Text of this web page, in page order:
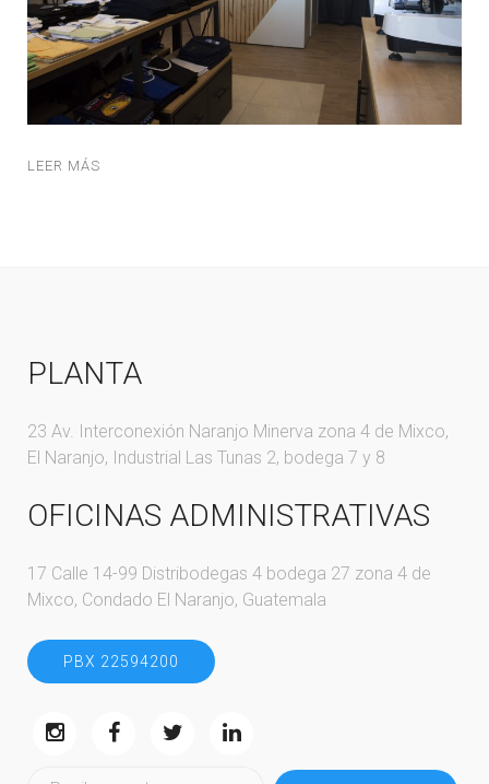
LEER MÁS
PLANTA
23 Av. Interconexión Naranjo Minerva zona 4 de Mixco,
El Naranjo, Industrial Las Tunas 2, bodega 7 y 8
OFICINAS ADMINISTRATIVAS
17 Calle 14-99 Distribodegas 4 bodega 27 zona 4 de
Mixco, Condado El Naranjo, Guatemala
PBX 22594200